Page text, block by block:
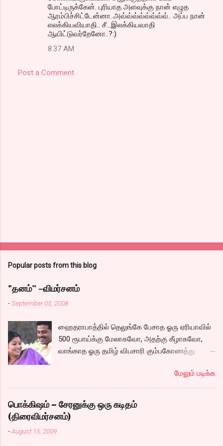
போட்டிருக்கேன். புரியாத அளவுக்கு நான் எழுத
ஆரம்பிச்சிட்டேன்னா..அவ்வ்வ்வ்வ்வ்வ்வ்.. அப்ப நான்
எலக்கியவியாதி.. சீ...இலக்கியவாதி
ஆயிட்டுவர்றேனோ..?:)
8:37 AM
Post a Comment
Popular posts from this blog
"தனம்” -விமர்சனம்
-September 05, 2008
ஹைதராபாத்தில் தெலுங்கே பேசாத ஓரு ஏரியாவில்
500 ரூபாய்க்கு மேலாகவோ, அதற்கு கீழாகவோ,
வாங்காத ஓரு தமிழ் விபசாரி கும்பகோணத்து
வாழ்கைபடுகிறாள். அவளுடய வாழ்கை எப்படி
அமைந்தது? என்ற ஓரு நல்ல லைனை , சங்கீதா
தன்னுடய இடுப்பை சுழற்றி, சுழற்றி நடப்பதை போல்
சும்மா, சுத்தி, சுத்தி குழப்பி, நம்பமுடியாத
திரைக்கதையால் சொதப்பி,சங்கீதாவை ஏதோ
மேலும் படிக்க
பொக்கிஷம் – சேரனுக்கு ஒரு கடிதம்
(திரைவிமர்சனம்)
-August 15, 2009